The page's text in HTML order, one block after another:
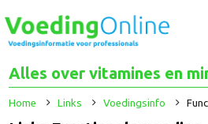
Alles over vitamines en
Home Links Voedingsinfo